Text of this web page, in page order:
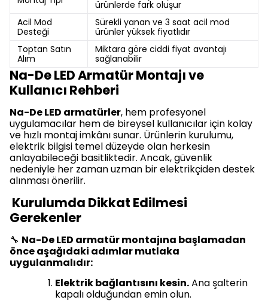
ürünlerde fark oluşur
Acil Mod
Desteği
Sürekli yanan ve 3 saat acil mod
ürünler yüksek fiyatlıdır
Toptan Satın
Alım
Miktara göre ciddi fiyat avantajı
sağlanabilir
Na-De LED Armatür Montajı ve
Kullanıcı Rehberi
Na-De LED armatürler, hem profesyonel
uygulamacılar hem de bireysel kullanıcılar için kolay
ve hızlı montaj imkânı sunar. Ürünlerin kurulumu,
elektrik bilgisi temel düzeyde olan herkesin
anlayabileceği basitliktedir. Ancak, güvenlik
nedeniyle her zaman uzman bir elektrikçiden destek
alınması önerilir.
Kurulumda Dikkat Edilmesi
Gerekenler
🔧 Na-De LED armatür montajına başlamadan
önce aşağıdaki adımlar mutlaka
uygulanmalıdır:
Elektrik bağlantısını kesin.Ana şalterin
kapalı olduğundan emin olun.